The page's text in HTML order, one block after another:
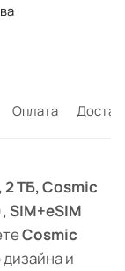
Оплата
ТБ, Cosmic
SIM+eSIM
Cosmic
и